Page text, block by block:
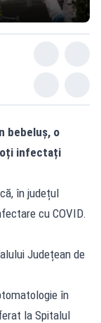
bebeluș, o
infectați
în județul
cu COVID.
Județean de
în
la Spitalul